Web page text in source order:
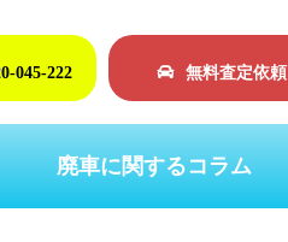
045-222 無料査定依頼
廃車に関するコラム